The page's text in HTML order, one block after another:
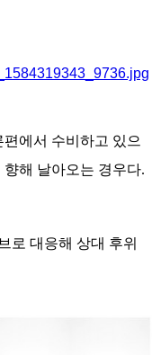
에서 수비하고 있으
해 날아오는 경우다.
로 대응해 상대 후위